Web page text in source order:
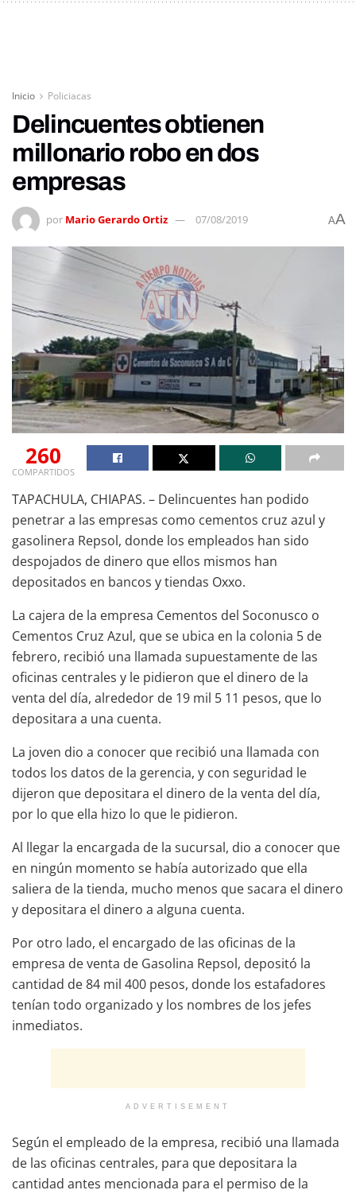
Inicio Policiacas
Delincuentes obtienen
millonario robo en dos
empresas
por Mario Gerardo Ortiz 07/08/2019 AA
260
COMPARTIDOS
TAPACHULA, CHIAPAS. – Delincuentes han podido
penetrar a las empresas como cementos cruz azul y
gasolinera Repsol, donde los empleados han sido
despojados de dinero que ellos mismos han
depositados en bancos y tiendas Oxxo.
La cajera de la empresa Cementos del Soconusco o
Cementos Cruz Azul, que se ubica en la colonia 5 de
febrero, recibió una llamada supuestamente de las
oficinas centrales y le pidieron que el dinero de la
venta del día, alrededor de 19 mil 5 11 pesos, que lo
depositara a una cuenta.
La joven dio a conocer que recibió una llamada con
todos los datos de la gerencia, y con seguridad le
dijeron que depositara el dinero de la venta del día,
por lo que ella hizo lo que le pidieron.
Al llegar la encargada de la sucursal, dio a conocer que
en ningún momento se había autorizado que ella
saliera de la tienda, mucho menos que sacara el dinero
y depositara el dinero a alguna cuenta.
Por otro lado, el encargado de las oficinas de la
empresa de venta de Gasolina Repsol, depositó la
cantidad de 84 mil 400 pesos, donde los estafadores
tenían todo organizado y los nombres de los jefes
inmediatos.
ADVERTISEMENT
Según el empleado de la empresa, recibió una llamada
de las oficinas centrales, para que depositara la
cantidad antes mencionada para el permiso de la